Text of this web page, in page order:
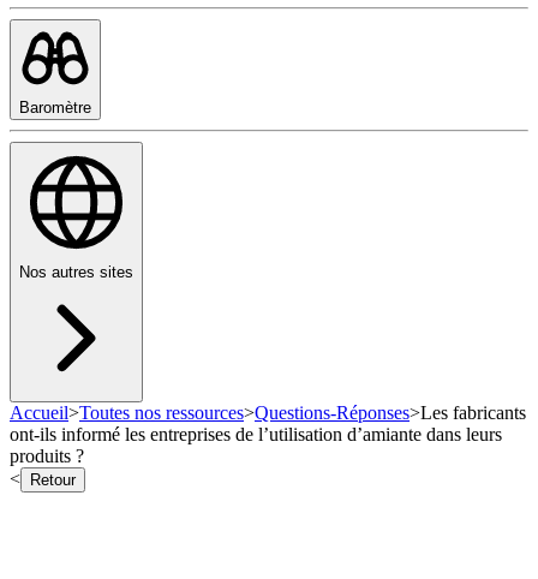
Baromètre
Nos autres sites
Accueil>Toutes nos ressources>Questions-Réponses>Les fabricants
ont-ils informé les entreprises de l’utilisation d’amiante dans leurs
produits ?
<
Retour